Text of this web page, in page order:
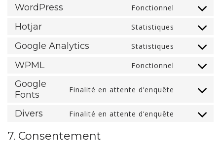
WordPress Fonctionnel
Consent
service
Hotjar Statistiques
Consent
service
hotjar
Google Analytics Statistiques
Consent
service
analytics
WPML Fonctionnel
Consent
service
Google
Fonts
Finalité en attente d’enquête
Consent
service
Divers Finalité en attente d’enquête
Consent
7. Consentement